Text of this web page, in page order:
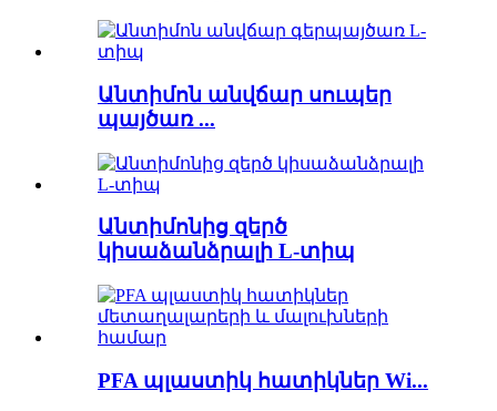
Անտիմոն անվճար սուպեր
պայծառ ...
Անտիմոնից զերծ
կիսաձանձրալի L-տիպ
PFA պլաստիկ հատիկներ Wi...